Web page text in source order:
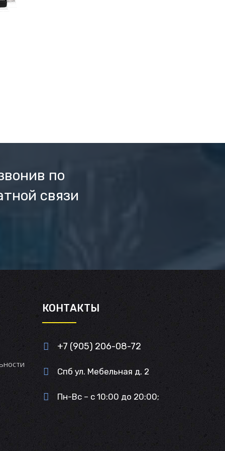
по
связи
КОНТАКТЫ
+7 (905) 206-08-72
Спб ул. Мебельная д. 2
Пн-Вс – с 10:00 до 20:00;